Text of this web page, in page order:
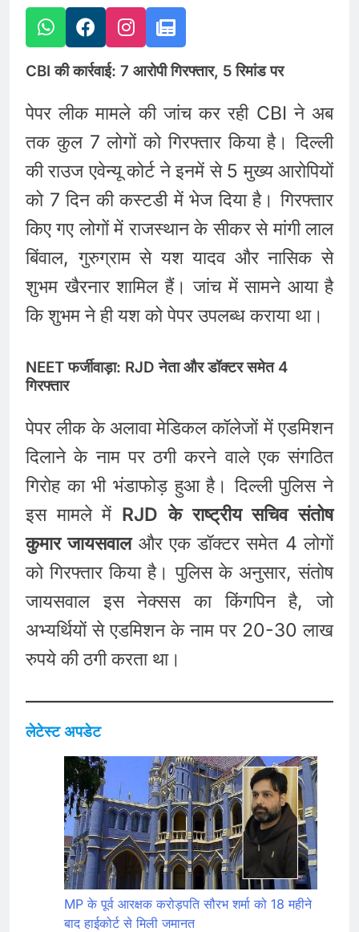
CBI की कार्रवाई: 7 आरोपी गिरफ्तार, 5 रिमांड पर
पेपर लीक मामले की जांच कर रही CBI ने अब
तक कुल 7 लोगों को गिरफ्तार किया है। दिल्ली
की राउज एवेन्यू कोर्ट ने इनमें से 5 मुख्य आरोपियों
को 7 दिन की कस्टडी में भेज दिया है। गिरफ्तार
किए गए लोगों में राजस्थान के सीकर से मांगी लाल
बिंवाल, गुरुग्राम से यश यादव और नासिक से
शुभम खैरनार शामिल हैं। जांच में सामने आया है
कि शुभम ने ही यश को पेपर उपलब्ध कराया था।
NEET फर्जीवाड़ा: RJD नेता और डॉक्टर समेत 4
गिरफ्तार
पेपर लीक के अलावा मेडिकल कॉलेजों में एडमिशन
दिलाने के नाम पर ठगी करने वाले एक संगठित
गिरोह का भी भंडाफोड़ हुआ है। दिल्ली पुलिस ने
इस मामले में RJD के राष्ट्रीय सचिव संतोष
कुमार जायसवालऔर एक डॉक्टर समेत 4 लोगों
को गिरफ्तार किया है। पुलिस के अनुसार, संतोष
जायसवाल इस नेक्सस का किंगपिन है, जो
अभ्यर्थियों से एडमिशन के नाम पर 20-30 लाख
रुपये की ठगी करता था।
लेटेस्ट अपडेट
MP के पूर्व आरक्षक करोड़पति सौरभ शर्मा को 18 महीने
बाद हाईकोर्ट से मिली जमानत